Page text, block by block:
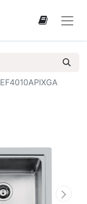
EF4010APIXGA